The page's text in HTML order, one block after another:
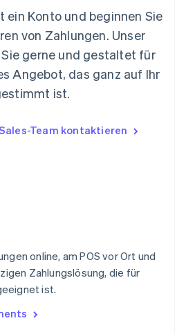
ein Konto und beginnen Sie
von Zahlungen. Unser
gerne und gestaltet für
Angebot, das ganz auf Ihr
ist.
Team kontaktieren
online, am POS vor Ort und
Zahlungslösung, die für
ist.